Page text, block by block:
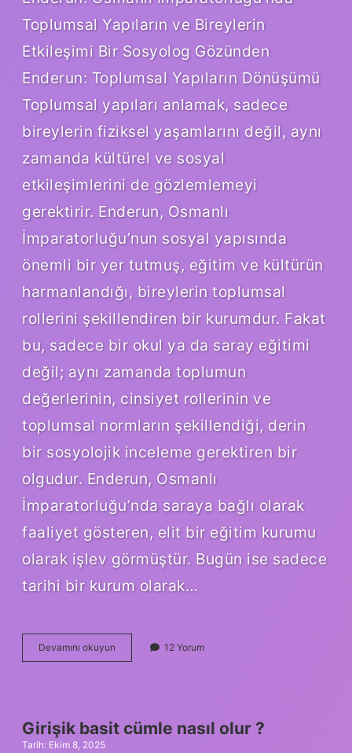
Toplumsal Yapıların ve Bireylerin
Etkileşimi Bir Sosyolog Gözünden
Enderun: Toplumsal Yapıların Dönüşümü
Toplumsal yapıları anlamak, sadece
bireylerin fiziksel yaşamlarını değil, aynı
zamanda kültürel ve sosyal
etkileşimlerini de gözlemlemeyi
gerektirir. Enderun, Osmanlı
İmparatorluğu’nun sosyal yapısında
önemli bir yer tutmuş, eğitim ve kültürün
harmanlandığı, bireylerin toplumsal
rollerini şekillendiren bir kurumdur. Fakat
bu, sadece bir okul ya da saray eğitimi
değil; aynı zamanda toplumun
değerlerinin, cinsiyet rollerinin ve
toplumsal normların şekillendiği, derin
bir sosyolojik inceleme gerektiren bir
olgudur. Enderun, Osmanlı
İmparatorluğu’nda saraya bağlı olarak
faaliyet gösteren, elit bir eğitim kurumu
olarak işlev görmüştür. Bugün ise sadece
tarihi bir kurum olarak…
Devamını okuyun Enderun
ne
12 Yorum
Girişik basit cümle nasıl olur ?
Tarih: Ekim 8, 2025